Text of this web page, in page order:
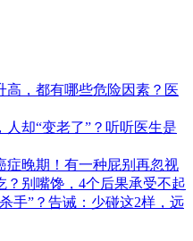
高，都有哪些危险因素？医
却“变老了”？听听医生是
症晚期！有一种屁别再忽视
别嘴馋，4个后果承受不起
手”？告诫：少碰这2样，远